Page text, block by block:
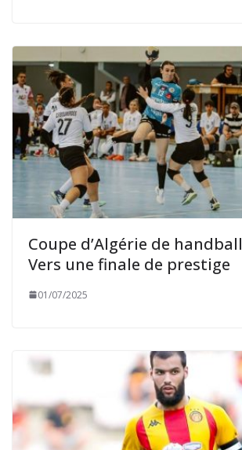
Coupe d’Algérie de
Vers une finale de prestige
01/07/2025